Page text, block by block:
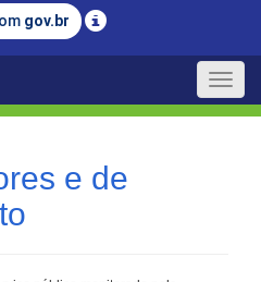
Legislação
gov.br
Toggle
e de